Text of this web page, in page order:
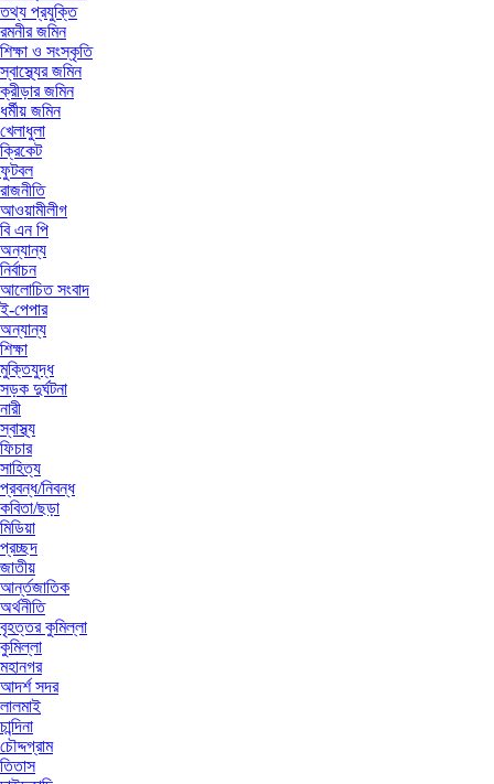
তথ্য প্রযুক্তি
রমনীর জমিন
শিক্ষা ও সংস্কৃতি
স্বাস্থ্যের জমিন
ক্রীড়ার জমিন
ধর্মীয় জমিন
খেলাধুলা
ক্রিকেট
ফুটবল
রাজনীতি
আওয়ামীলীগ
বি এন পি
অন্যান্য
নির্বাচন
আলোচিত সংবাদ
ই-পেপার
অন্যান্য
শিক্ষা
মুক্তিযুদ্ধ
সড়ক দুর্ঘটনা
নারী
স্বাস্থ্য
ফিচার
সাহিত্য
প্রবন্ধ/নিবন্ধ
কবিতা/ছড়া
মিডিয়া
প্রচ্ছদ
জাতীয়
আর্ন্তজাতিক
অর্থনীতি
বৃহত্তর কুমিল্লা
কুমিল্লা
মহানগর
আদর্শ সদর
লালমাই
চান্দিনা
চৌদ্দগ্রাম
তিতাস